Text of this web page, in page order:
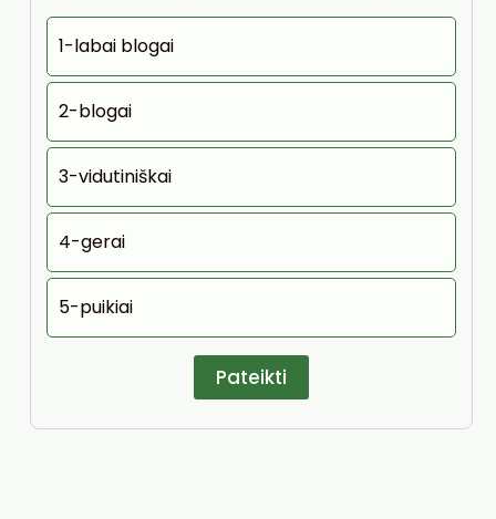
1-labai blogai
2-blogai
3-vidutiniškai
4-gerai
5-puikiai